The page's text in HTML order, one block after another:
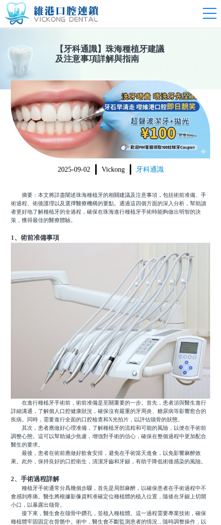
【 牙科通識】 珠海種植牙建議
及注意事項詳解與指南
2025-09-02 Vickong 牙科通識
摘要：本文將詳盡闡述珠海種植牙的相關建議及注意事項，包括術前准備、手
術過程、術後護理以及選擇醫療機構的要點。通過這四個方面的深入分析，幫助讀
者更好地了解種植牙的全過程，確保在珠海進行種植牙手術時能夠做出明智的決
策，獲得最佳的醫療體驗。
1、術前准備事項
在進行種植牙手術前，術前准備是至關重要的一步。首先，患者須與醫生進行
詳細溝通，了解個人口腔健康狀況，確保沒有嚴重的牙周炎、糖尿病等影響愈合的
疾病。同時，需要進行全面的口腔檢查和X光拍片，以評估颌骨的狀態。
其次，患者應做好心理准備，了解種植牙的流程和可能的風險，以便在手術前
調整心態。這可以幫助減少焦慮，增強對手術的信心，確保在整個過程中更加配合
醫生的要求。
最後，患者在術前應做好飲食安排，避免在手術當天進食，以免影響麻醉效
果。此外，保持良好的口腔衛生，清潔牙齒和牙龈，有助于降低術後感染的風險。
2、手術過程詳解
種植牙手術通常分爲幾個步驟，首先是局部麻醉，以確保患者在手術過程中不
會感到疼痛。醫生將根據影像資料准確定位種植體的植入位置，隨後在牙龈上切開
小口，以暴露出颌骨。
接下來，醫生會在颌骨中鑽孔，並植入種植體。這一過程需要專業技術，確保
種植體牢固固定在骨骼中。術中，醫生會不斷監測患者的情況，隨時調整操作，以